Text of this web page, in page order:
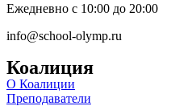
Ежедневно с 10:00 до 20:00
info@school-olymp.ru
Коалиция
О Коалиции
Преподаватели